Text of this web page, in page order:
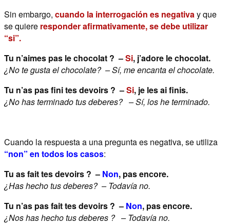
Sin embargo, cuando la interrogación es negativay que
se quiere responder afirmativamente, se debe utilizar
“si”.
Tu n’aimes pas le chocolat ? –Si, j’adore le chocolat.
¿No te gusta el chocolate? – Sí, me encanta el chocolate.
Tu n’as pas fini tes devoirs ? –Si, je les ai finis.
¿No has terminado tus deberes? – Sí, los he terminado.
Cuando la respuesta a una pregunta es negativa, se utiliza
“non” en todos los casos:
Tu as fait tes devoirs ?– Non, pas encore.
¿Has hecho tus deberes? – Todavía no.
Tu n’as pas fait tes devoirs ? – Non, pas encore.
¿Nos has hecho tus deberes ? – Todavía no.